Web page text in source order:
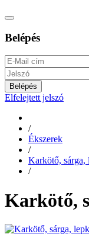
Belépés
Elfelejtett jelszó
/
Ékszerek
/
Karkötő, sárga,
/
Karkötő,